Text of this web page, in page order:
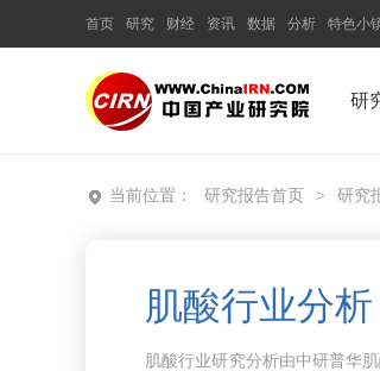
首页 研究 财经 资讯 数据 分析 特色小
研
当前位置： 研究报告首页 > 研究
肌酸行业分析
肌酸行业研究分析由中研普华